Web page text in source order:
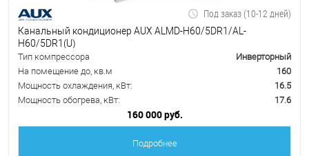
Под заказ (10-12 дней)
Канальный кондиционер AUX ALMD-H60/5DR1/AL-
H60/5DR1(U)
Тип компрессора
Инверторный
На помещение до, кв.м
160
Мощность охлаждения, кВт:
16.5
Мощность обогрева, кВт:
17.6
160 000 руб.
Подробнее